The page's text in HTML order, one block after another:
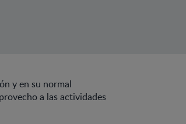
y en su normal
a las actividades